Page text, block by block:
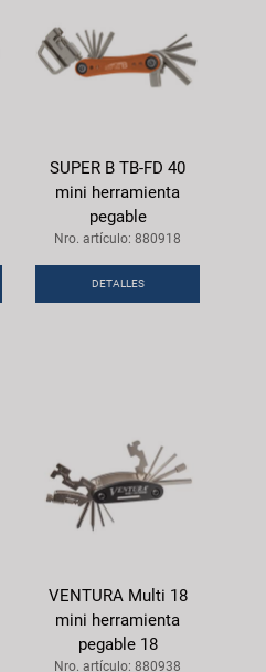
SUPER B TB-FD 40
mini herramienta
pegable
Nro. artículo: 880918
DETALLES
VENTURA Multi 18
mini herramienta
pegable 18
Nro. artículo: 880938